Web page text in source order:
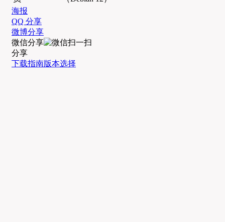
海报
QQ 分享
微博分享
微信分享
分享
下载指南版本选择